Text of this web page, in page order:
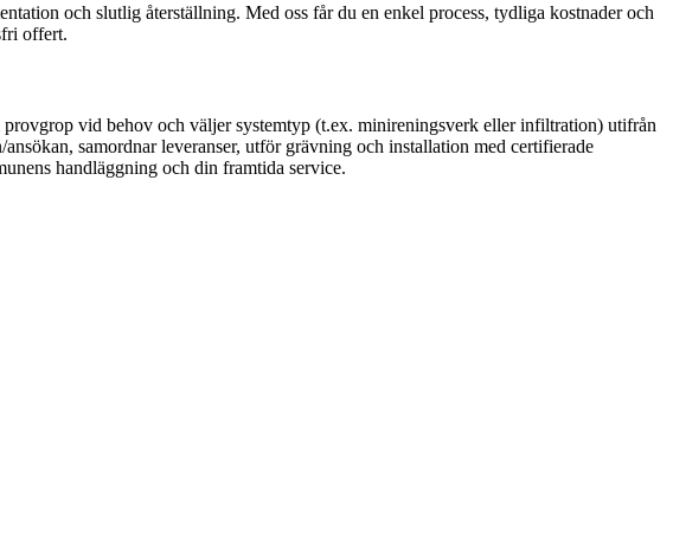
och slutlig återställning. Med oss får du en enkel process, tydliga kostnader och
offert.
vid behov och väljer systemtyp (t.ex. minireningsverk eller infiltration) utifrån
samordnar leveranser, utför grävning och installation med certifierade
handläggning och din framtida service.